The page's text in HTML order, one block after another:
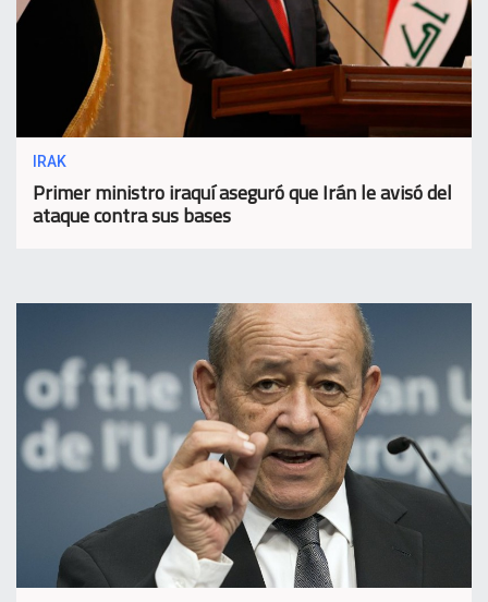
IRAK
Primer ministro iraquí aseguró que Irán le avisó del
ataque contra sus bases